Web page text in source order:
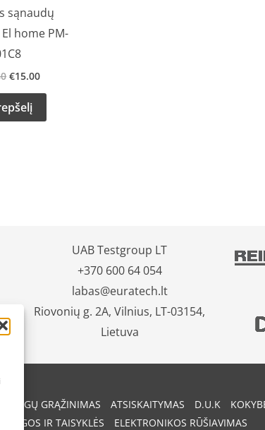
sąnaudų
home PM-
€15.00
UAB Testgroup LT
+370 600 64 054
labas@euratech.lt
Riovonių g. 2A, Vilnius, LT-03154,
Lietuva
PINIGŲ GRĄŽINIMAS ATSISKAITYMAS D.U.K
SĄLYGOS IR TAISYKLĖS
ELEKTRONIKOS RŪŠIAVIMAS